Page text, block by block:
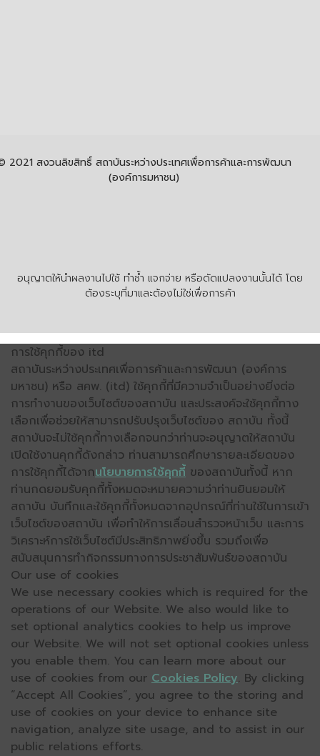
อนุญาตให้นำผลงานไปใช้ ทำซ้ำ แจกจ่าย หรือดัดแปลงงานนั้นได้ โดย
ต้องระบุที่มาและต้องไม่ใช่เพื่อการค้า
2021 สงวนลิขสิทธิ์ สถาบันระหว่างประเทศเพื่อการค้าและการพัฒนา
(องค์การมหาชน)
การใช้คุกกี้ของ itd
สถาบันระหว่างประเทศเพื่อการค้าและการพัฒนา (องค์การ
มหาชน) หรือ สคพ. (itd) ใช้คุกกี้ที่มีความจำเป็นอย่างยิ่งต่อ
การทำงานของเว็บไซต์ของสถาบัน และประสงค์จะใช้คุกกี้ทาง
เลือกเพื่อช่วยให้สามารถปรับปรุงเว็บไซต์ของ สถาบัน ทั้งนี้
สถาบันจะไม่ใช้คุกกี้ทางเลือกจนกว่าท่านจะอนุญาตให้สถาบัน
เปิดใช้งานคุกกี้ดังกล่าว ท่านสามารถศึกษารายละเอียดของ
การใช้คุกกี้ได้จากนโยบายการใช้คุกกี้ ของสถาบันทั้งนี้ หาก
ท่านกดยอมรับคุกกี้ทั้งหมดจะหมายความว่าท่านยินยอมให้
สถาบัน บันทึกและใช้คุกกี้ทั้งหมดจากอุปกรณ์ที่ท่านใช้ในการเข้า
เว็บไซต์ของสถาบัน เพื่อทำให้การเลื่อนสำรวจหน้าเว็บ และการ
วิเคราะห์การใช้เว็บไซต์มีประสิทธิภาพยิ่งขึ้น รวมถึงเพื่อ
สนับสนุนการทำกิจกรรมทางการประชาสัมพันธ์ของสถาบัน
Our use of cookies
We use necessary cookies which is required for the
operations of our Website. We also would like to
set optional analytics cookies to help us improve
our Website. We will not set optional cookies unless
you enable them. You can learn more about our
use of cookies from our Cookies Policy. By clicking
“Accept All Cookies”, you agree to the storing and
use of cookies on your device to enhance site
navigation, analyze site usage, and to assist in our
public relations efforts.